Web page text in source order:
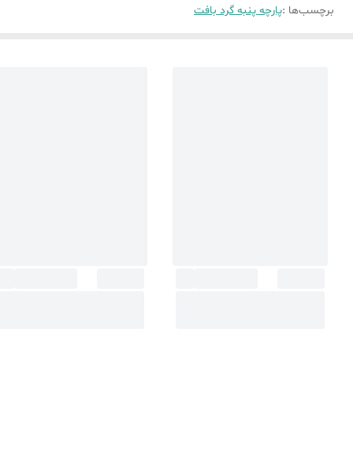
برچسب‌ها :پارچه پنبه گرد بافت